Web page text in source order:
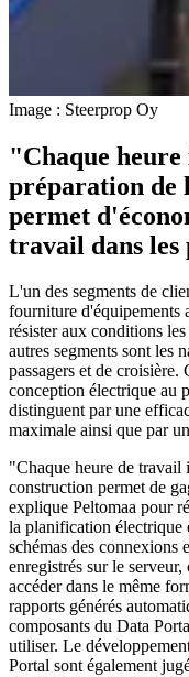
Image : Steerprop Oy
"Chaque heure
préparation de
permet
travail dans les
L'un des segments de
fourniture d'équipements
résister aux conditions
autres segments sont les
passagers et de
conception électrique au
distinguent par une
maximale ainsi que par
"Chaque heure de travail
construction permet de
explique Peltomaa pour
la planification électrique
schémas des connexions
enregistrés sur le
accéder dans le même
rapports générés
composants du Data
utiliser. Le
Portal sont également